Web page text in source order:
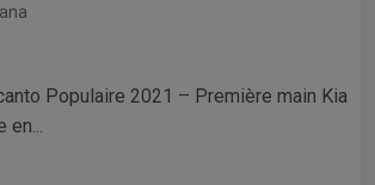
Populaire 2021 – Première main Kia